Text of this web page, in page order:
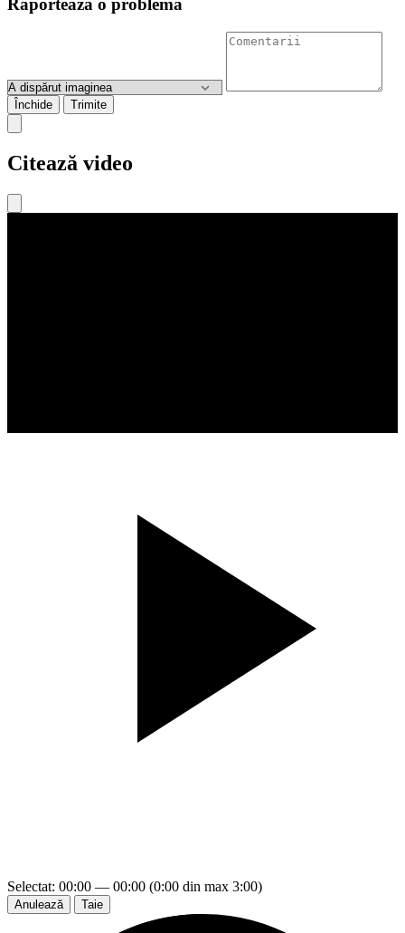
Raportează o problemă
Închide Trimite
Citează video
Selectat: 00:00 — 00:00 (0:00 din max 3:00)
Anulează Taie